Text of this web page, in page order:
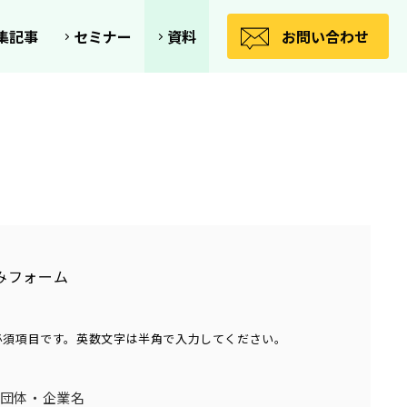
記事 セミナー 資料 お問い合わせ
フォーム
項目です。英数文字は半角で入力してください。
体・企業名